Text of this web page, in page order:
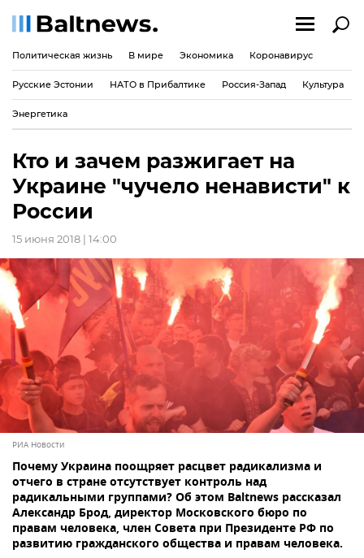
Политическая жизнь В мире Экономика Коронавирус
Русские Эстонии НАТО в Прибалтике Россия-Запад Культура
Энергетика
Кто и зачем разжигает на
Украине "чучело ненависти" к
России
15 июня 2018 | 14:00
РИА Новости
Почему Украина поощряет расцвет радикализма и
отчего в стране отсутствует контроль над
радикальными группами? Об этом Baltnews рассказал
Александр Брод, директор Московского бюро по
правам человека, член Совета при Президенте РФ по
развитию гражданского общества и правам человека.